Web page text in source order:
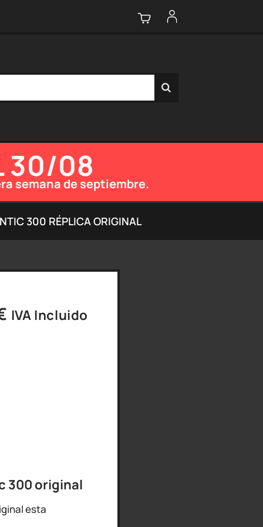
30/08
semana de septiembre.
300 RÉPLICA ORIGINAL
IVA Incluido
300 original
esta